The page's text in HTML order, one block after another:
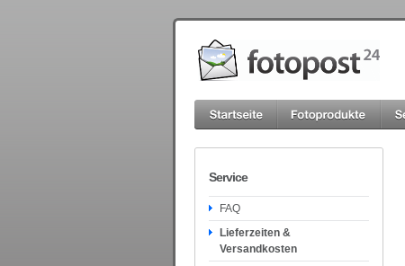
Service
FAQ
Lieferzeiten &
Versandkosten